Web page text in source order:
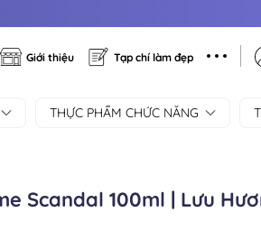
Giới thiệu Tạp chí làm đẹp
THỰC PHẨM CHỨC NĂNG
Scandal 100ml | Lưu